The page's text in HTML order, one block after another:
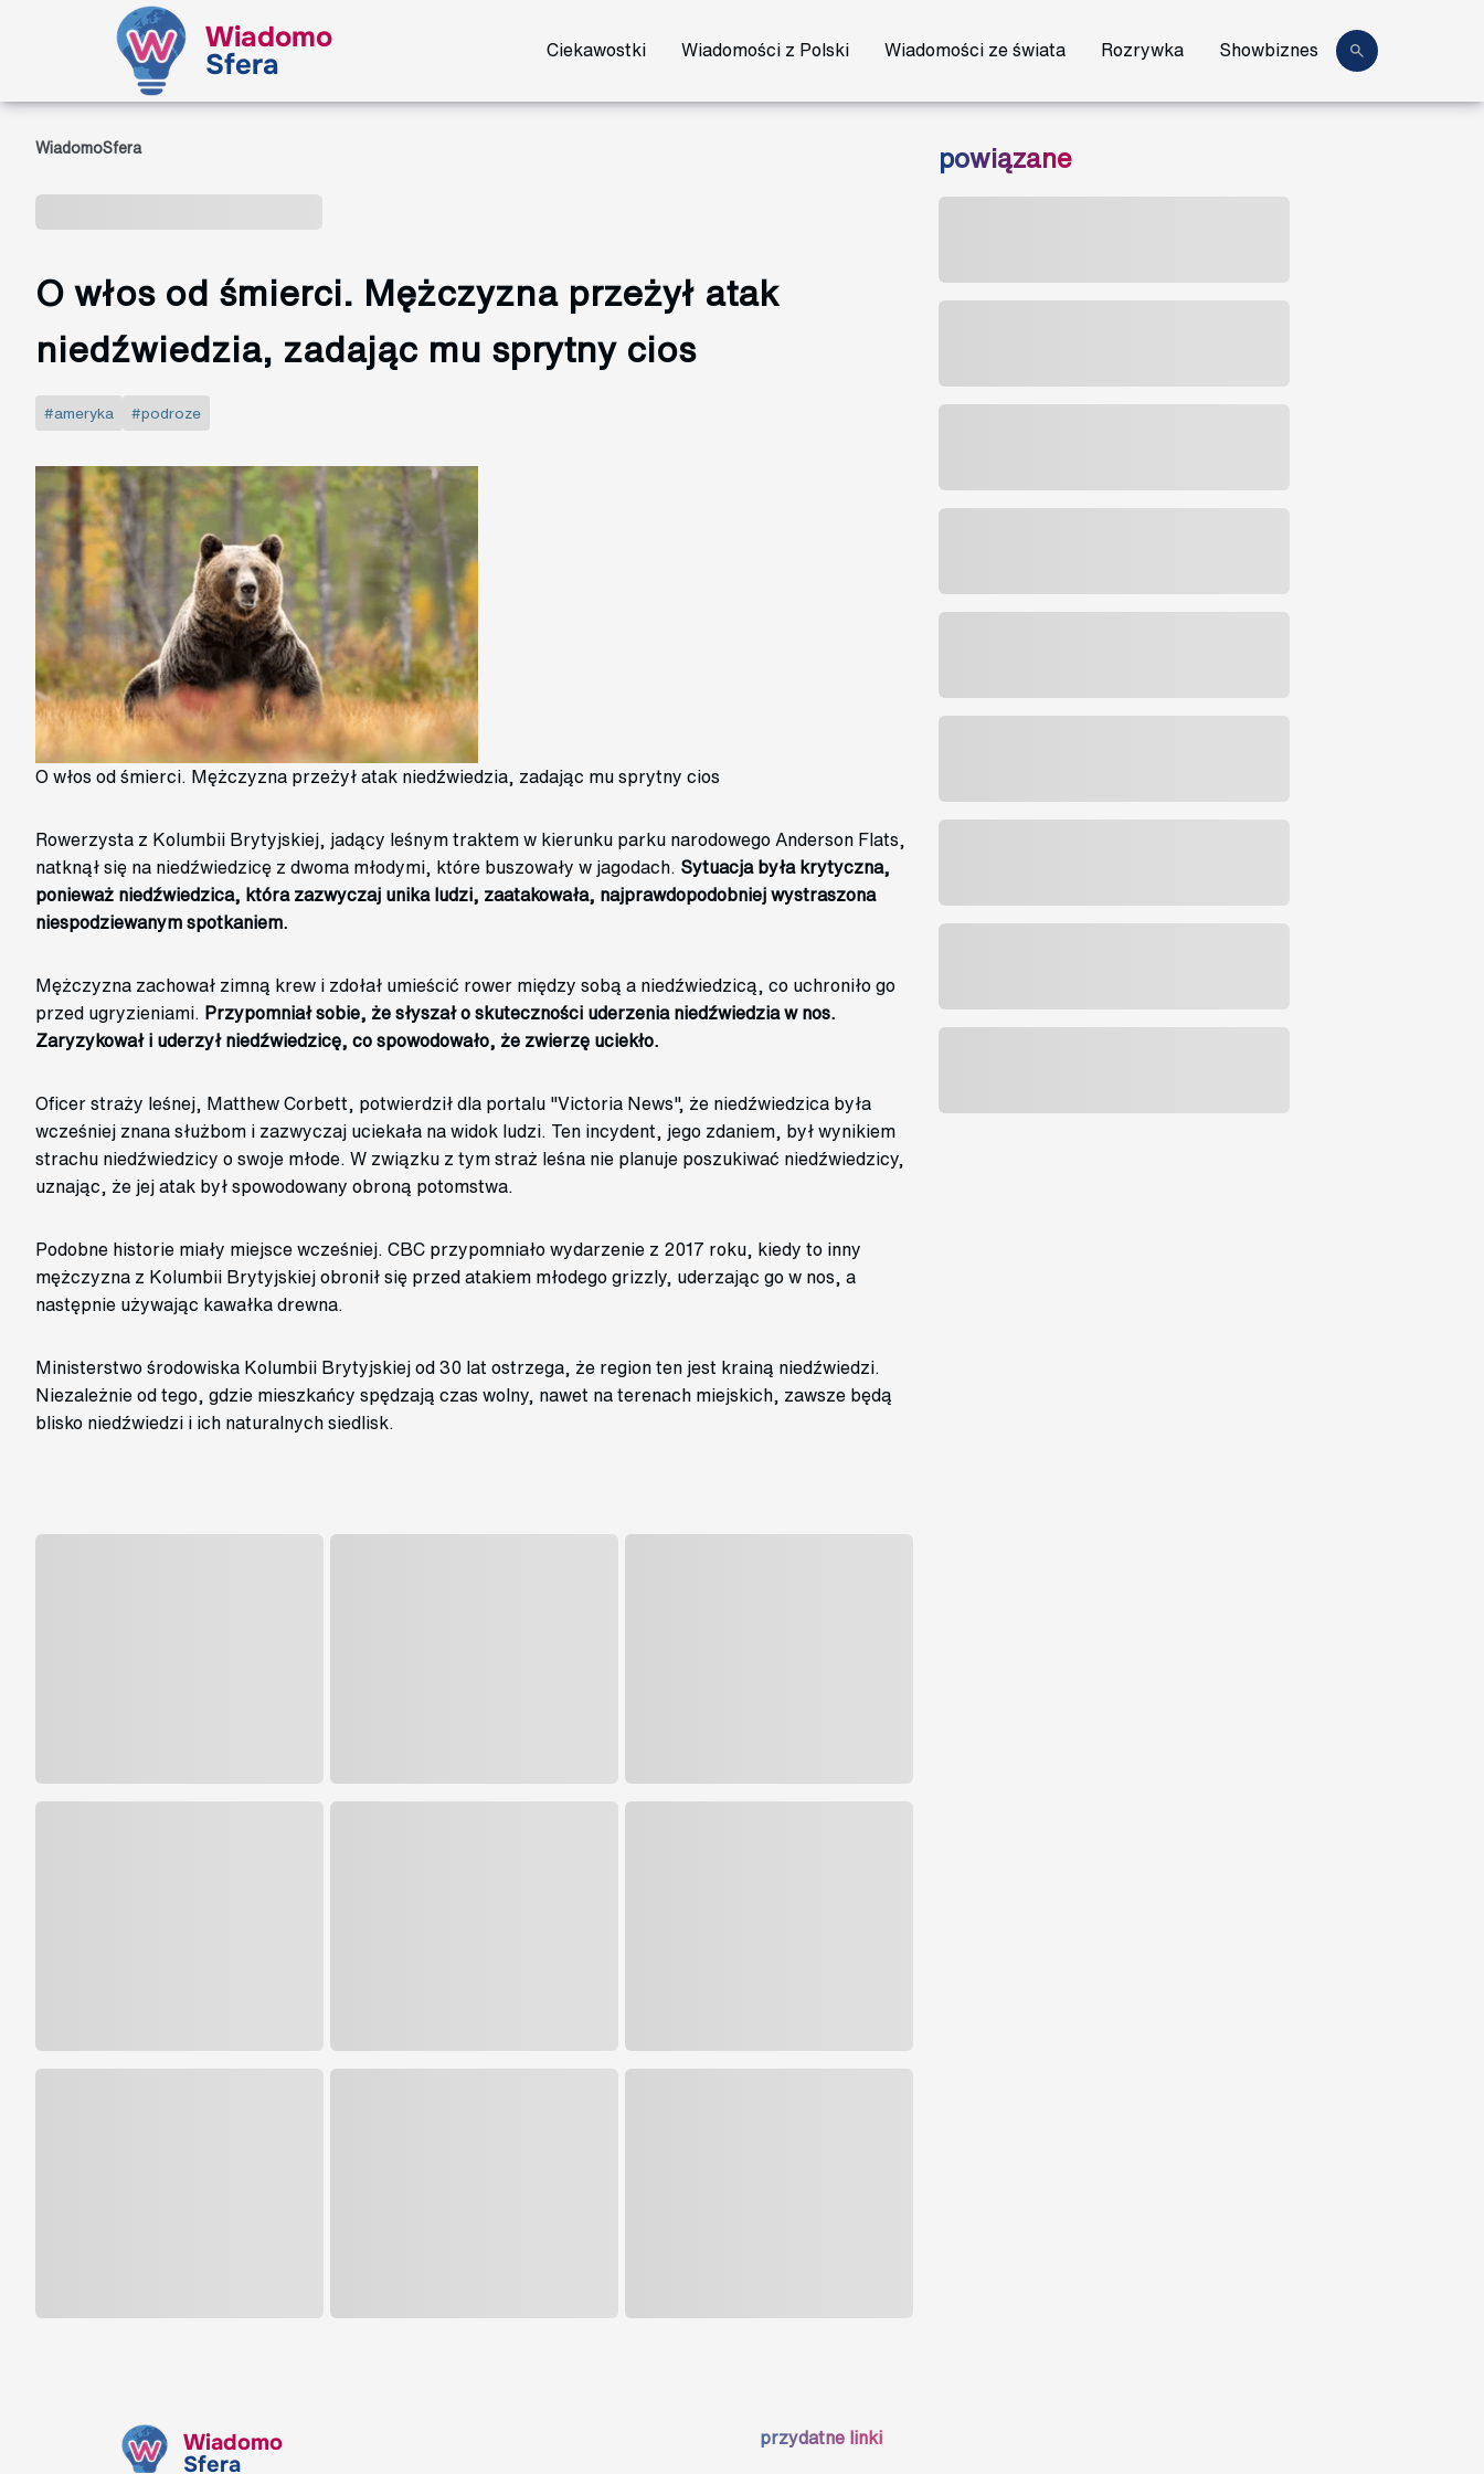
Wiadomo
Sfera Ciekawostki Wiadomości z Polski Wiadomości ze świata Rozrywka Showbiznes
WiadomoSfera
O włos od śmierci. Mężczyzna przeżył atak
niedźwiedzia, zadając mu sprytny cios
#ameryka #podroze
O włos od śmierci. Mężczyzna przeżył atak niedźwiedzia, zadając mu sprytny cios
Rowerzysta z Kolumbii Brytyjskiej, jadący leśnym traktem w kierunku parku narodowego Anderson Flats,
natknął się na niedźwiedzicę z dwoma młodymi, które buszowały w jagodach. Sytuacja była krytyczna,
ponieważ niedźwiedzica, która zazwyczaj unika ludzi, zaatakowała, najprawdopodobniej wystraszona
niespodziewanym spotkaniem.
Mężczyzna zachował zimną krew i zdołał umieścić rower między sobą a niedźwiedzicą, co uchroniło go
przed ugryzieniami.
Przypomniał sobie, że słyszał o skuteczności uderzenia niedźwiedzia w nos.
Zaryzykował i uderzył niedźwiedzicę, co spowodowało, że zwierzę uciekło.
Oficer straży leśnej, Matthew Corbett, potwierdził dla portalu "Victoria News", że niedźwiedzica była
wcześniej znana służbom i zazwyczaj uciekała na widok ludzi. Ten incydent, jego zdaniem, był wynikiem
strachu niedźwiedzicy o swoje młode. W związku z tym straż leśna nie planuje poszukiwać niedźwiedzicy,
uznając, że jej atak był spowodowany obroną potomstwa.
Podobne historie miały miejsce wcześniej. CBC przypomniało wydarzenie z 2017 roku, kiedy to inny
mężczyzna z Kolumbii Brytyjskiej obronił się przed atakiem młodego grizzly, uderzając go w nos, a
następnie używając kawałka drewna.
Ministerstwo środowiska Kolumbii Brytyjskiej od 30 lat ostrzega, że region ten jest krainą niedźwiedzi.
Niezależnie od tego, gdzie mieszkańcy spędzają czas wolny, nawet na terenach miejskich, zawsze będą
blisko niedźwiedzi i ich naturalnych siedlisk.
powiązane
Wiadomo
Sfera
przydatne linki